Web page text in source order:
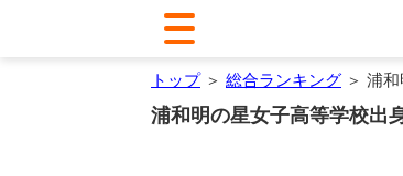
トップ＞ 総合ランキング ＞ 浦
浦和明の星女子高等学校出